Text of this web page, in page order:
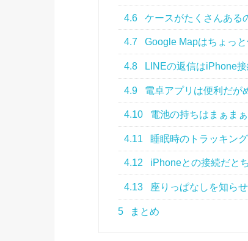
4.6 ケースがたくさんある
4.7 Google Mapはちょっ
4.8 LINEの返信はiPhone
4.9 電卓アプリは便利だが
4.10 電池の持ちはまぁまぁ
4.11 睡眠時のトラッキン
4.12 iPhoneとの接続だと
4.13 座りっぱなしを知ら
5 まとめ